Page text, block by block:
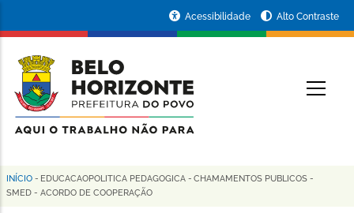
conteúdo
principal
da
Prefeitura
de
Horizonte
Acessibilidade Alto Contraste
Trilha
INÍCIO - EDUCACAOPOLITICA PEDAGOGICA - CHAMAMENTOS PUBLICOS -
SMED - ACORDO DE COOPERAÇÃO